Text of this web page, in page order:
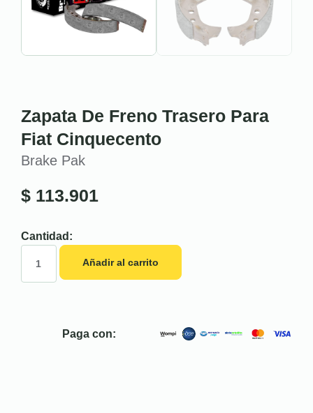
Zapata De Freno Trasero Para
Fiat Cinquecento
Brake Pak
$ 113.901
Cantidad:
Añadir al carrito
Paga con: